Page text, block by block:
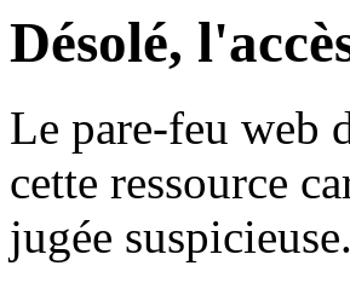
Désolé,
Le pare-feu web
cette ressource
jugée suspicieuse.